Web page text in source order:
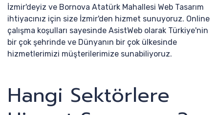
İzmir'deyiz ve Bornova Atatürk Mahallesi Web Tasarım
ihtiyacınız için size İzmir'den hizmet sunuyoruz. Online
çalışma koşulları sayesinde AsistWeb olarak Türkiye'nin
bir çok şehrinde ve Dünyanın bir çok ülkesinde
hizmetlerimizi müşterilerimize sunabiliyoruz.
Hangi Sektörlere